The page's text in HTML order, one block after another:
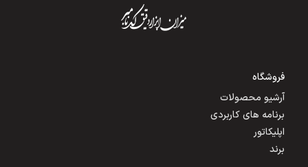
فروشگاه
آرشیو محصولات
برنامه های کاربردی
اپلیکاتور
برند